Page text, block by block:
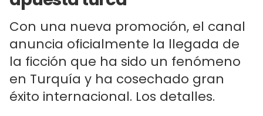
Con una nueva promoción, el canal
anuncia oficialmente la llegada de
la ficción que ha sido un fenómeno
en Turquía y ha cosechado gran
éxito internacional. Los detalles.